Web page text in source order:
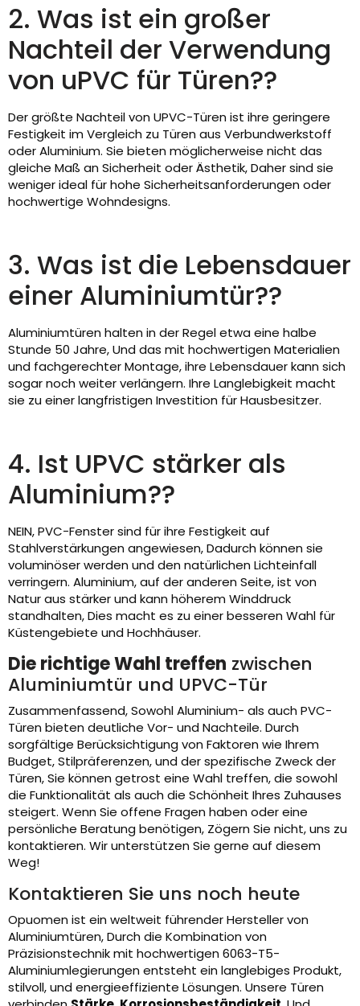
2. Was ist ein großer
Nachteil der Verwendung
von uPVC für Türen??
Der größte Nachteil von UPVC-Türen ist ihre geringere
Festigkeit im Vergleich zu Türen aus Verbundwerkstoff
oder Aluminium. Sie bieten möglicherweise nicht das
gleiche Maß an Sicherheit oder Ästhetik, Daher sind sie
weniger ideal für hohe Sicherheitsanforderungen oder
hochwertige Wohndesigns.
3. Was ist die Lebensdauer
einer Aluminiumtür??
Aluminiumtüren halten in der Regel etwa eine halbe
Stunde 50 Jahre, Und das mit hochwertigen Materialien
und fachgerechter Montage, ihre Lebensdauer kann sich
sogar noch weiter verlängern. Ihre Langlebigkeit macht
sie zu einer langfristigen Investition für Hausbesitzer.
4. Ist UPVC stärker als
Aluminium??
NEIN, PVC-Fenster sind für ihre Festigkeit auf
Stahlverstärkungen angewiesen, Dadurch können sie
voluminöser werden und den natürlichen Lichteinfall
verringern. Aluminium, auf der anderen Seite, ist von
Natur aus stärker und kann höherem Winddruck
standhalten, Dies macht es zu einer besseren Wahl für
Küstengebiete und Hochhäuser.
Die richtige Wahl treffen zwischen
Aluminiumtür und UPVC-Tür
Zusammenfassend, Sowohl Aluminium- als auch PVC-
Türen bieten deutliche Vor- und Nachteile. Durch
sorgfältige Berücksichtigung von Faktoren wie Ihrem
Budget, Stilpräferenzen, und der spezifische Zweck der
Türen, Sie können getrost eine Wahl treffen, die sowohl
die Funktionalität als auch die Schönheit Ihres Zuhauses
steigert. Wenn Sie offene Fragen haben oder eine
persönliche Beratung benötigen, Zögern Sie nicht, uns zu
kontaktieren. Wir unterstützen Sie gerne auf diesem
Weg!
Kontaktieren Sie uns noch heute
Opuomen ist ein weltweit führender Hersteller von
Aluminiumtüren, Durch die Kombination von
Präzisionstechnik mit hochwertigen 6063-T5-
Aluminiumlegierungen entsteht ein langlebiges Produkt,
stilvoll, und energieeffiziente Lösungen. Unsere Türen